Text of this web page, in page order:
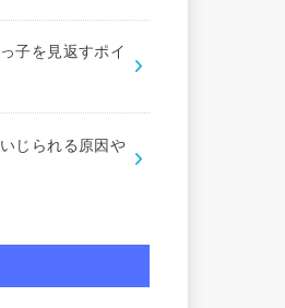
子を見返すポイ
じられる原因や